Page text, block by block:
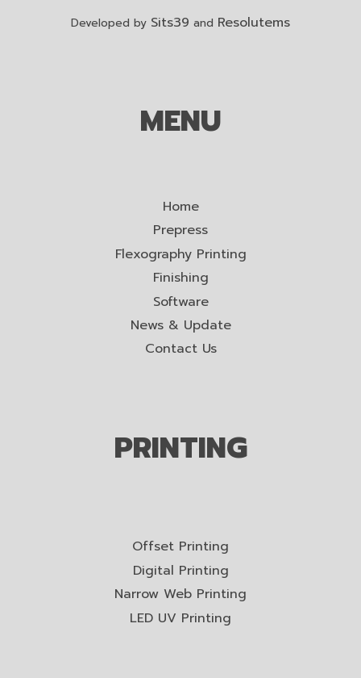
Developed by Sits39 and Resolutems
MENU
Home
Prepress
Flexography Printing
Finishing
Software
News & Update
Contact Us
PRINTING
Offset Printing
Digital Printing
Narrow Web Printing
LED UV Printing